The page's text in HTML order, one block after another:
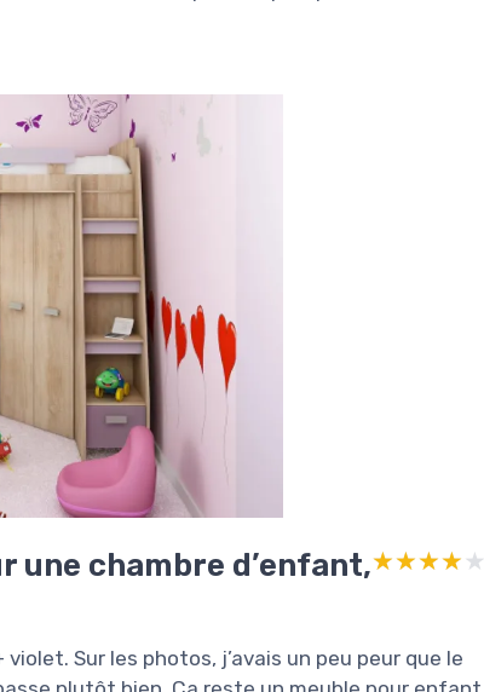
une chambre d’enfant,★★★★★
★★★★★
Sur les photos, j’avais un peu peur que le